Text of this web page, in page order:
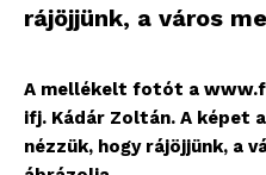
rájöjjünk, a város
A mellékelt fotót a
ifj. Kádár Zoltán. A képet
nézzük, hogy rájöjjünk, a